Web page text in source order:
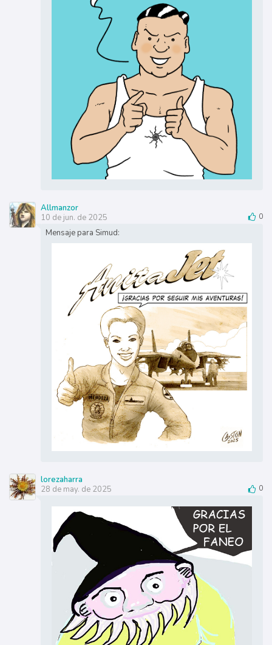
Allmanzor
10 de jun. de 2025
0
Mensaje para Simud:
lorezaharra
28 de may. de 2025
0